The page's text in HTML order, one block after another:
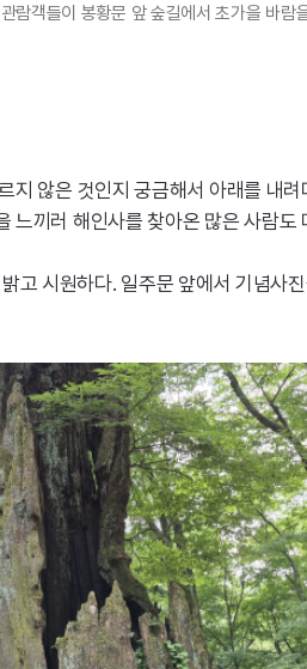
람객들이 봉황문 앞 숲길에서 초가을 바람
않은 것인지 궁금해서 아래를 내
느끼러 해인사를 찾아온 많은 사람도
고 시원하다. 일주문 앞에서 기념사